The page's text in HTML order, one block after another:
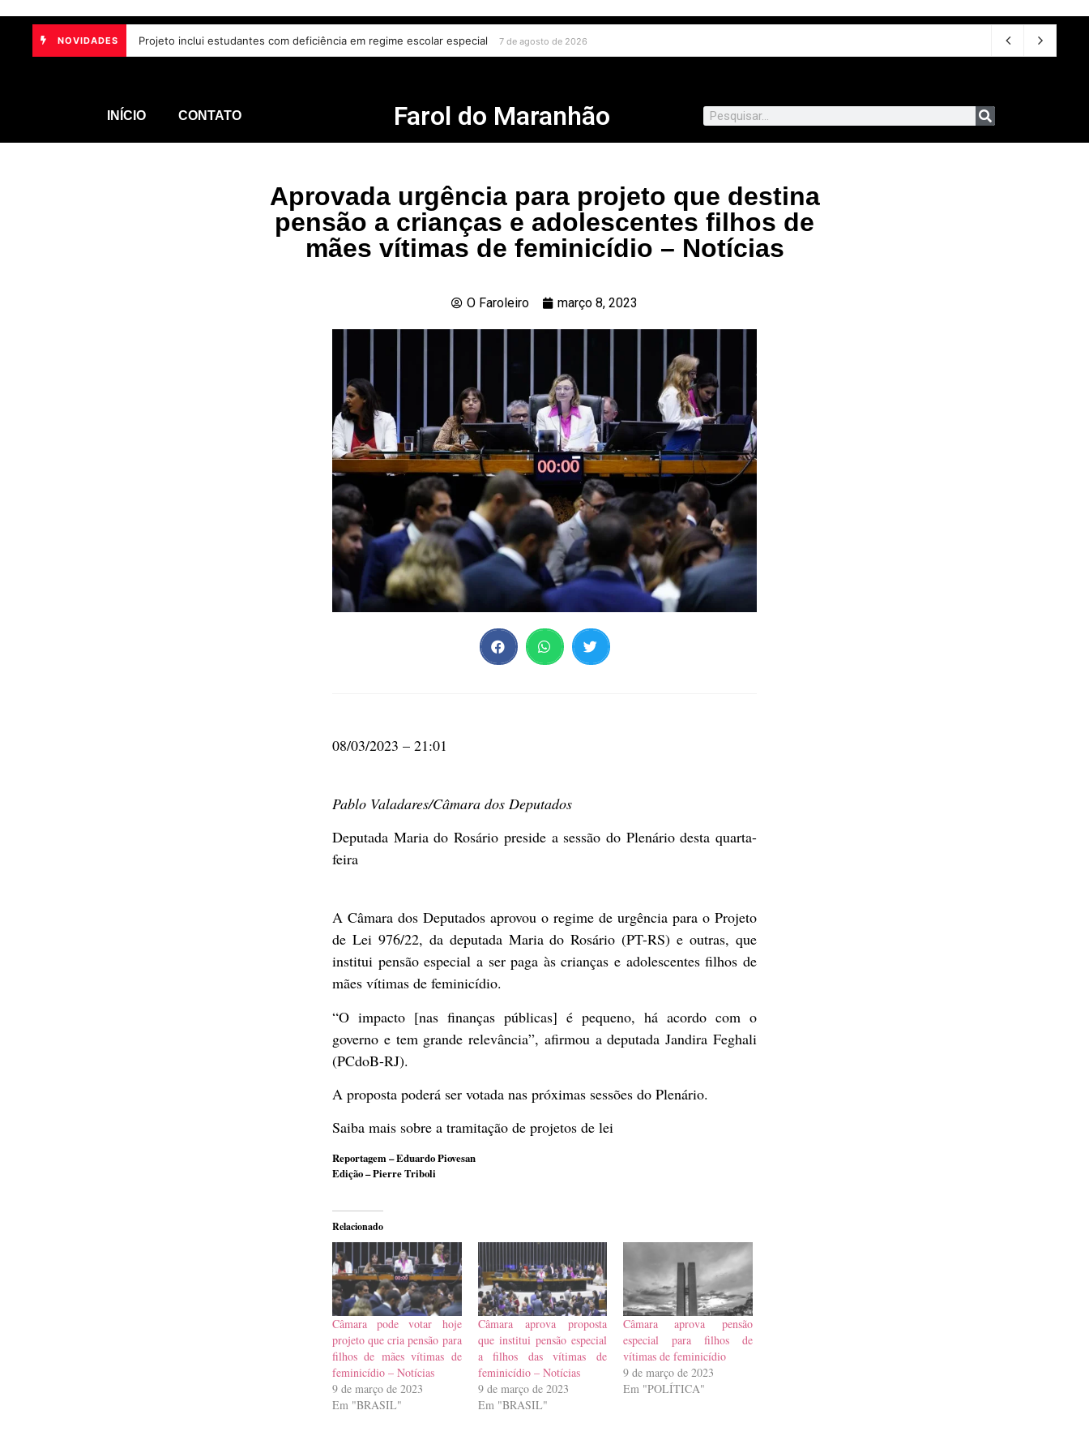
NOVIDADES Projeto inclui estudantes com deficiência em regime escolar especial 7 de agosto de 2026
INÍCIO CONTATO Farol do Maranhão
Aprovada urgência para projeto que destina
pensão a crianças e adolescentes filhos de
mães vítimas de feminicídio – Notícias
O Faroleiro março 8, 2023
08/03/2023 – 21:01
Pablo Valadares/Câmara dos Deputados
Deputada Maria do Rosário preside a sessão do Plenário desta quarta-
feira
A Câmara dos Deputados aprovou o regime de urgência para o Projeto
de Lei 976/22, da deputada Maria do Rosário (PT-RS) e outras, que
institui pensão especial a ser paga às crianças e adolescentes filhos de
mães vítimas de feminicídio.
“O impacto [nas finanças públicas] é pequeno, há acordo com o
governo e tem grande relevância”, afirmou a deputada Jandira Feghali
(PCdoB-RJ).
A proposta poderá ser votada nas próximas sessões do Plenário.
Saiba mais sobre a tramitação de projetos de lei
Reportagem – Eduardo Piovesan
Edição – Pierre Triboli
Relacionado
Câmara pode votar hoje
projeto que cria pensão para
filhos de mães vítimas de
feminicídio – Notícias
9 de março de 2023
Em "BRASIL"
Câmara aprova proposta
que institui pensão especial
a filhos das vítimas de
feminicídio – Notícias
9 de março de 2023
Em "BRASIL"
Câmara aprova pensão
especial para filhos de
vítimas de feminicídio
9 de março de 2023
Em "POLÍTICA"